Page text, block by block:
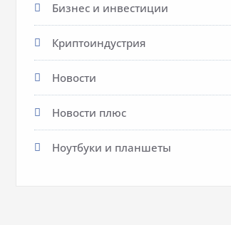
Бизнес и инвестиции
Криптоиндустрия
Новости
Новости плюс
Ноутбуки и планшеты